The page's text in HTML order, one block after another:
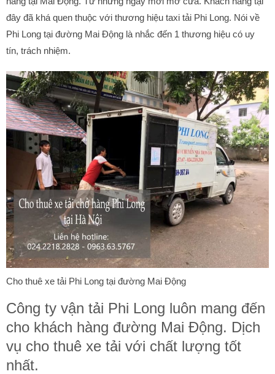
đây đã khá quen thuộc với thương hiệu taxi tải Phi Long. Nói về
Phi Long tại đường Mai Động là nhắc đến 1 thương hiệu có uy
tín, trách nhiệm.
Cho thuê xe tải Phi Long tại đường Mai Động
Công ty vận tải Phi Long luôn mang đến
cho khách hàng đường Mai Động. Dịch
vụ cho thuê xe tải với chất lượng tốt
nhất.